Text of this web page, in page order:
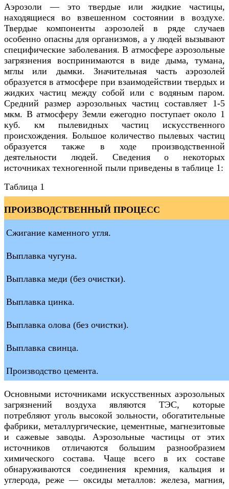
Аэрозоли — это твердые или жидкие частицы,
находящиеся во взвешенном состоянии в воздухе.
Твердые компоненты аэрозолей в ряде случаев
особенно опасны для организмов, а у людей вызывают
специфические заболевания. В атмосфере аэрозольные
загрязнения воспринимаются в виде дыма, тумана,
мглы или дымки. Значительная часть аэрозолей
образуется в атмосфере при взаимодействии твердых и
жидких частиц между собой или с водяным паром.
Средний размер аэрозольных частиц составляет 1-5
мкм. В атмосферу Земли ежегодно поступает около 1
куб. км пылевидных частиц искусственного
происхождения. Большое количество пылевых частиц
образуется также в ходе производственной
деятельности людей. Сведения о некоторых
источниках техногенной пыли приведены в таблице 1:
Таблица 1
ПРОИЗВОДСТВЕННЫЙ ПРОЦЕСС
Сжигание каменного угля.
Выплавка чугуна.
Выплавка меди (без очистки).
Выплавка цинка.
Выплавка олова (без очистки).
Выплавка свинца.
Производство цемента.
Основными источниками искусственных аэрозольных
загрязнений воздуха являются ТЭС, которые
потребляют уголь высокой зольности, обогатительные
фабрики, металлургические, цементные, магнезитовые
и сажевые заводы. Аэрозольные частицы от этих
источников отличаются большим разнообразием
химического состава. Чаще всего в их составе
обнаруживаются соединения кремния, кальция и
углерода, реже — оксиды металлов: железа, магния,